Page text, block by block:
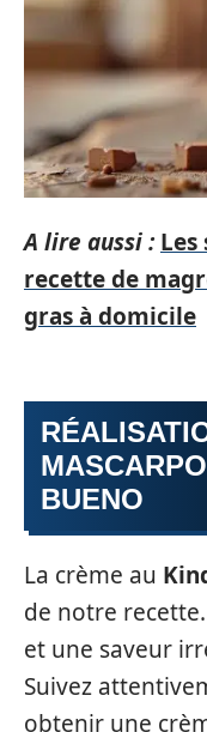
A lire aussi :
recette de
gras à domicile
BUENO
La crème au
de notre
et une saveur
Suivez
obtenir une